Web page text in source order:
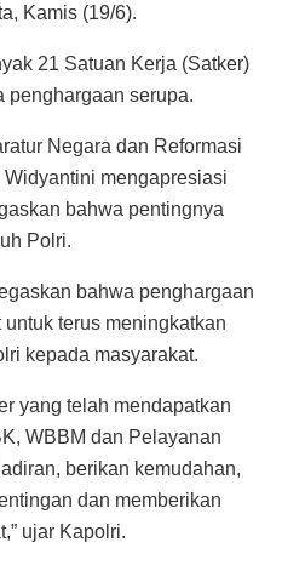
Kamis (19/6).
21 Satuan Kerja (Satker)
penghargaan serupa.
Negara dan Reformasi
mengapresiasi
bahwa pentingnya
Polri.
bahwa penghargaan
terus meningkatkan
kepada masyarakat.
yang telah mendapatkan
WBBM dan Pelayanan
berikan kemudahan,
dan memberikan
ujar Kapolri.